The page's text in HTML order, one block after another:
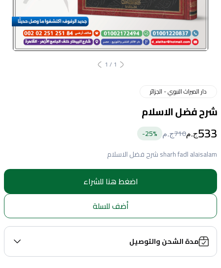
1
/
1
دار الميراث النبوي - الجزائر
شرح فضل الاسلام
533ج.م710ج.م 25%-
sharh fadl alaisalam شرح فضل الاسلام
اضغط هنا للشراء
أضف للسلة
مدة الشحن والتوصيل